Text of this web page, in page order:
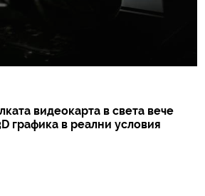
видеокарта в света вече
графика в реални условия